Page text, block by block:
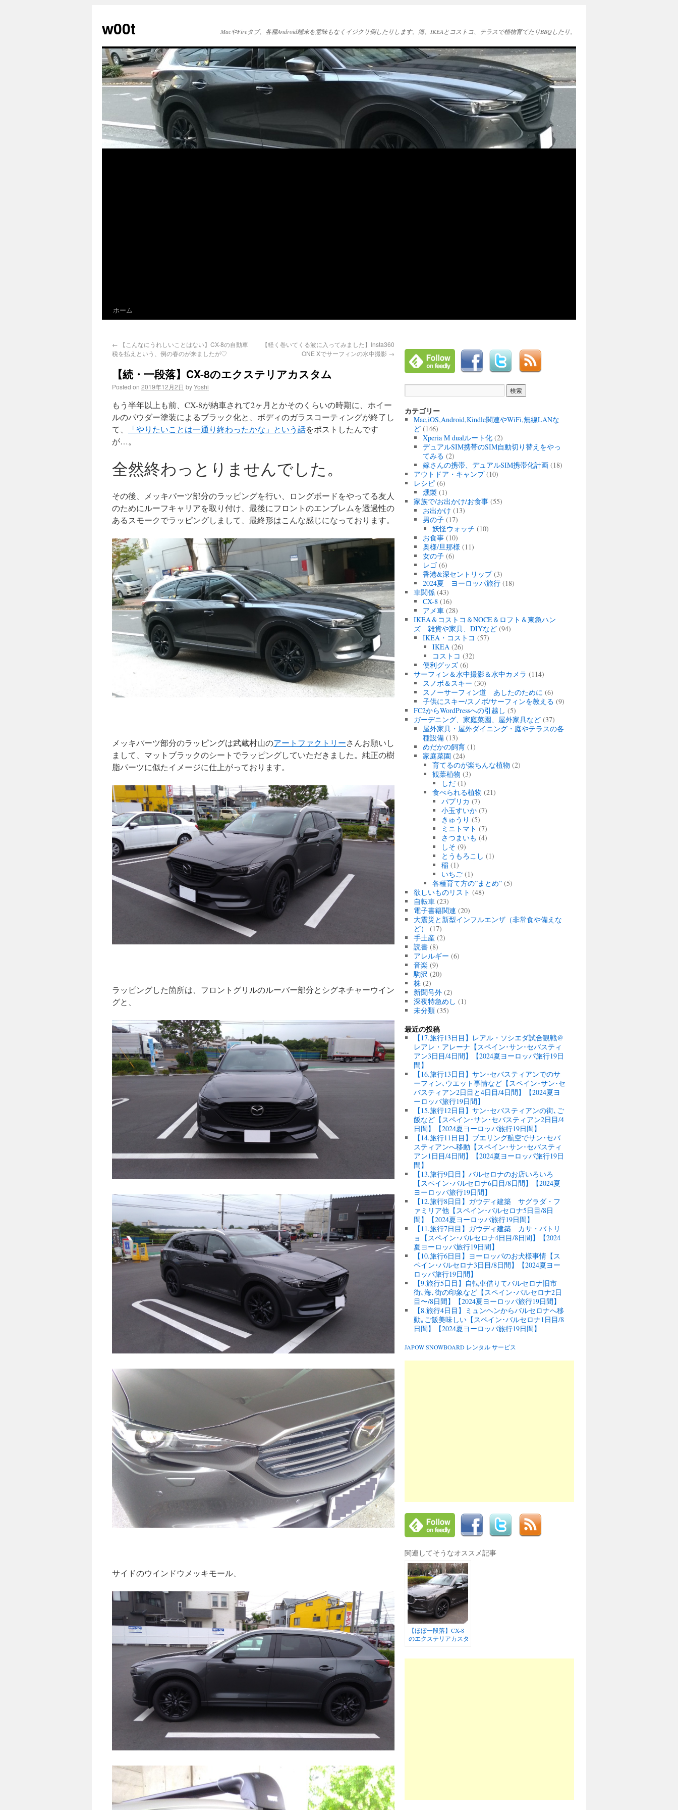
w00t MacやFireタブ、各種Android端末を意味もなくイジクリ倒したりします。海、IKEAとコストコ、テラスで植物育てたりBBQしたり。
ホーム
← 【こんなにうれしいことはない】CX-8の自動車
税を払えという、例の春のが来ましたが♡
【軽く巻いてくる波に入ってみました】Insta360
ONE Xでサーフィンの水中撮影 →
【続・一段落】CX-8のエクステリアカスタム
Posted on 2019年12月2日 byYoshi
もう半年以上も前、CX-8が納車されて2ヶ月とかそのくらいの時期に、ホイー
ルのパウダー塗装によるブラック化と、ボディのガラスコーティングが終了し
て、
「やりたいことは一通り終わったかな」という話をポストしたんです
が…。
全然終わっとりませんでした。
その後、メッキパーツ部分のラッピングを行い、ロングボードをやってる友人
のためにルーフキャリアを取り付け、最後にフロントのエンブレムを透過性の
あるスモークでラッピングしまして、最終形はこんな感じになっております。
メッキパーツ部分のラッピングは武蔵村山のアートファクトリーさんお願いし
まして、マットブラックのシートでラッピングしていただきました。純正の樹
脂パーツに似たイメージに仕上がっております。
ラッピングした箇所は、フロントグリルのルーバー部分とシグネチャーウイン
グと、
サイドのウインドウメッキモール、
カテゴリー
Mac,iOS,Android,Kindle関連やWiFi,無線LANな
ど (146)
Xperia M dualルート化 (2)
デュアルSIM携帯のSIM自動切り替えをやっ
てみる (2)
嫁さんの携帯、デュアルSIM携帯化計画 (18)
アウトドア・キャンプ(10)
レシピ (6)
燻製 (1)
家族で/お出かけ/お食事 (55)
お出かけ (13)
男の子 (17)
妖怪ウォッチ (10)
お食事 (10)
奥様/旦那様 (11)
女の子 (6)
レゴ (6)
香港&深セントリップ(3)
2024夏 ヨーロッパ旅行 (18)
車関係 (43)
CX-8 (16)
アメ車 (28)
IKEA＆コストコ＆NOCE＆ロフト＆東急ハン
ズ 雑貨や家具、DIYなど (94)
IKEA・コストコ (57)
IKEA(26)
コストコ (32)
便利グッズ (6)
サーフィン＆水中撮影＆水中カメラ (114)
スノボ＆スキー (30)
スノーサーフィン道 あしたのために (6)
子供にスキー/スノボ/サーフィンを教える (9)
FC2からWordPressへの引越し (5)
ガーデニング、家庭菜園、屋外家具など (37)
屋外家具・屋外ダイニング・庭やテラスの各
種設備 (13)
めだかの飼育 (1)
家庭菜園 (24)
育てるのが楽ちんな植物 (2)
観葉植物 (3)
しだ(1)
食べられる植物 (21)
パプリカ (7)
小玉すいか(7)
きゅうり (5)
ミニトマト (7)
さつまいも (4)
しそ (9)
とうもろこし (1)
稲(1)
いちご(1)
各種育て方の”まとめ”(5)
欲しいものリスト (48)
自転車 (23)
電子書籍関連 (20)
大震災と新型インフルエンザ（非常食や備えな
ど）
(17)
手土産 (2)
読書 (8)
アレルギー (6)
音楽 (9)
駒沢 (20)
株 (2)
新聞号外 (2)
深夜特急めし (1)
未分類 (35)
最近の投稿
【17.旅行13日目】レアル・ソシエダ試合観戦@
レアレ・アレーナ【スペイン･サン･セバスティ
アン3日目/4日間】【2024夏ヨーロッパ旅行19日
間】
【16.旅行13日目】サン･セバスティアンでのサ
ーフィン､ウエット事情など【スペイン･サン･セ
バスティアン2日目と4日目/4日間】【2024夏ヨ
ーロッパ旅行19日間】
【15.旅行12日目】サン･セバスティアンの街､ご
飯など【スペイン･サン･セバスティアン2日目/4
日間】【2024夏ヨーロッパ旅行19日間】
【14.旅行11日目】ブエリング航空でサン･セバ
スティアンへ移動【スペイン･サン･セバスティ
アン1日目/4日間】【2024夏ヨーロッパ旅行19日
間】
【13.旅行9日目】バルセロナのお店いろいろ
【スペイン･バルセロナ6日目/8日間】【2024夏
ヨーロッパ旅行19日間】
【12.旅行8日目】ガウディ建築 サグラダ・フ
ァミリア他【スペイン･バルセロナ5日目/8日
間】【2024夏ヨーロッパ旅行19日間】
【11.旅行7日目】ガウディ建築 カサ・バトリ
ョ【スペイン･バルセロナ4日目/8日間】【2024
夏ヨーロッパ旅行19日間】
【10.旅行6日目】ヨーロッパのお犬様事情【ス
ペイン･バルセロナ3日目/8日間】【2024夏ヨー
ロッパ旅行19日間】
【9.旅行5日目】自転車借りてバルセロナ旧市
街､海､街の印象など【スペイン･バルセロナ2日
目〜/8日間】【2024夏ヨーロッパ旅行19日間】
【8.旅行4日目】ミュンヘンからバルセロナへ移
動｡ご飯美味しい【スペイン･バルセロナ1日目/8
日間】【2024夏ヨーロッパ旅行19日間】
JAPOW SNOWBOARD レンタル サービス
関連してそうなオススメ記事
【ほぼ一段落】CX-8
のエクステリアカスタ